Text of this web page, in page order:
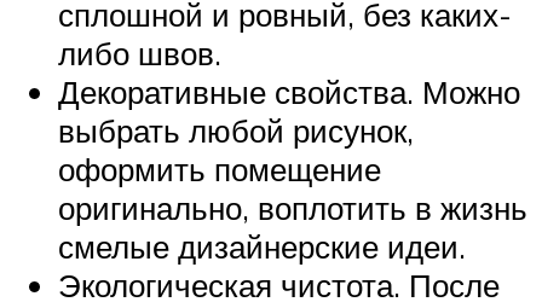
сплошной и ровный, без каких-
либо швов.
Декоративные свойства. Можно
выбрать любой рисунок,
оформить помещение
оригинально, воплотить в жизнь
смелые дизайнерские идеи.
Экологическая чистота. После